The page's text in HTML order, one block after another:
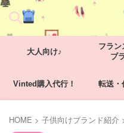
大人向け♪
フラ
ブ
Vinted購入代行！ 転送・
HOME > 子供向けブランド紹介